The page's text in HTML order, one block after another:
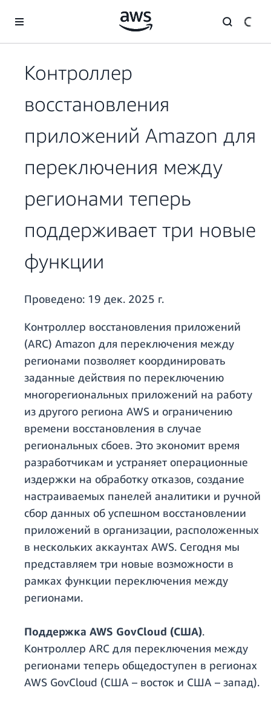
Перейти к главному контенту
Контроллер
восстановления
приложений Amazon для
переключения между
регионами теперь
поддерживает три новые
функции
Проведено: 19 дек. 2025 г.
Контроллер восстановления приложений
(ARC) Amazon для переключения между
регионами позволяет координировать
заданные действия по переключению
многорегиональных приложений на работу
из другого региона AWS и ограничению
времени восстановления в случае
региональных сбоев. Это экономит время
разработчикам и устраняет операционные
издержки на обработку отказов, создание
настраиваемых панелей аналитики и ручной
сбор данных об успешном восстановлении
приложений в организации, расположенных
в нескольких аккаунтах AWS. Сегодня мы
представляем три новые возможности в
рамках функции переключения между
регионами.
Поддержка AWS GovCloud (США).
Контроллер ARC для переключения между
регионами теперь общедоступен в регионах
AWS GovCloud (США – восток и США – запад).